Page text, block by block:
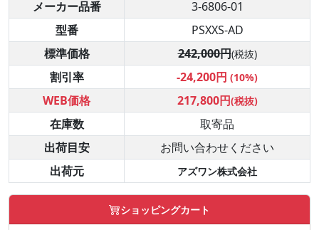
メーカー品番
3-6806-01
型番
PSXXS-AD
標準価格
242,000円(税抜)
割引率 -24,200円 (10%)
WEB価格 217,800円(税抜)
在庫数
取寄品
出荷目安
お問い合わせください
出荷元
アズワン株式会社
ショッピングカート